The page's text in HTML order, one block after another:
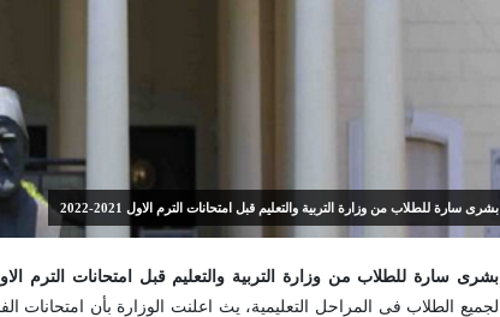
بشرى سارة للطلاب من وزارة التربية والتعليم قبل امتحانات الترم الاول 2021-2022
بشرى سارة للطلاب من وزارة التربية والتعليم قبل امتحانات الترم الاول 2021-
لجميع الطلاب فى المراحل التعليمية، يث اعلنت الوزارة بأن